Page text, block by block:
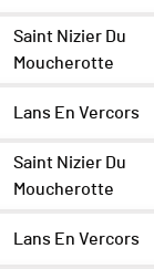
Saint Nizier Du
Moucherotte
Lans En Vercors
Saint Nizier Du
Moucherotte
Lans En Vercors